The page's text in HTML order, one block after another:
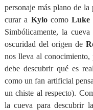
personaje más plano de la
curar a Kylo comoLuke
Simbólicamente, la
oscuridad del origen de
nos lleva al conocimiento,
debe descubrir qué es
como un fan artificial
un chiste al respecto).
la cueva para descubrir